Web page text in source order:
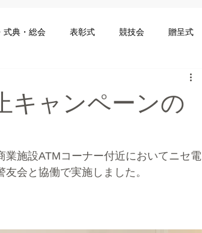
式典・総会 表彰式 競技会 贈呈式
キャンペーンの
施設ATMコーナー付近においてニセ電
会と協働で実施しました。